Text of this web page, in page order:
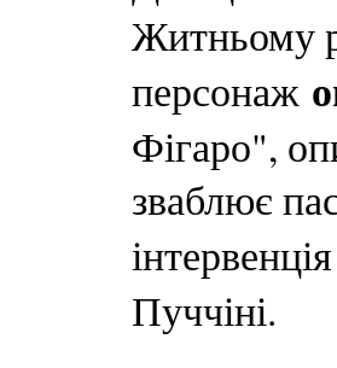
Житньому
персонаж
Фігаро",
зваблює
Пуччіні.